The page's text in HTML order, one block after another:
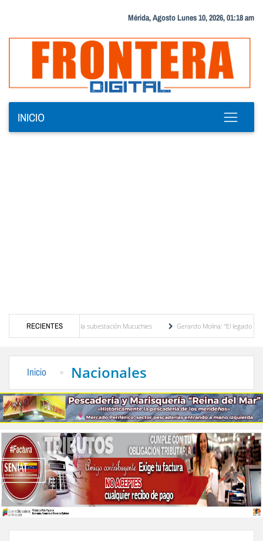
Mérida, Agosto Lunes 10, 2026, 01:18 am
INICIO
RECIENTES
de potencia en la subestación Mucuchies
Gerardo Molina: “El legado de Alberto
Inicio Nacionales